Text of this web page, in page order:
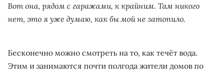
Вот она, рядом с гаражами, к крайним. Там никого
нет, это я уже думаю, как бы мой не затопило.
Бесконечно можно смотреть на то, как течёт вода.
Этим и занимаются почти полгода жители домов по